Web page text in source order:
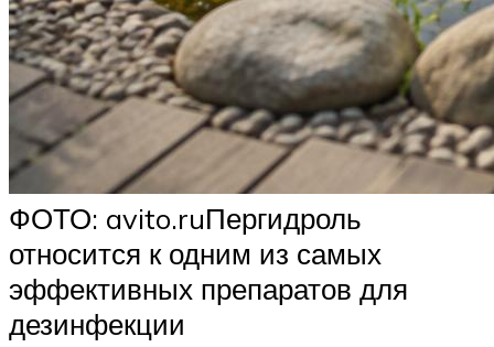
ФОТО: avito.ruПергидроль
относится к одним из самых
эффективных препаратов для
дезинфекции